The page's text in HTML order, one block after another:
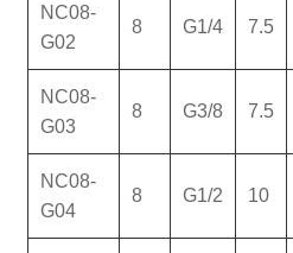
NC08-
G02
8 G1/4 7.5
NC08-
G03
8 G3/8 7.5
NC08-
G04
8 G1/2 10